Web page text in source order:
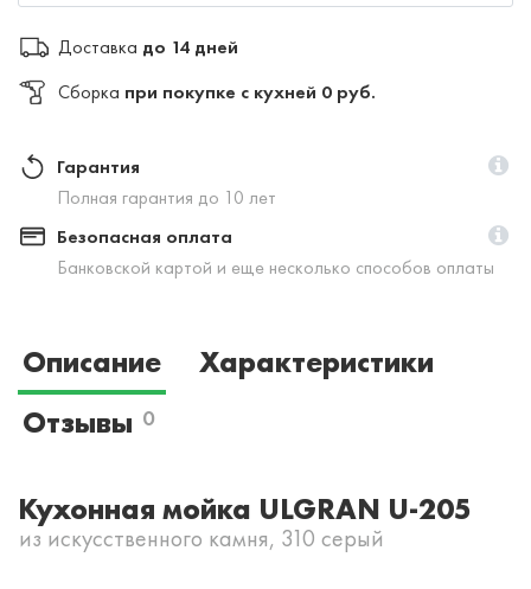
Доставка до 14 дней
Сборка при покупке с кухней 0 руб.
Гарантия
Полная гарантия до 10 лет
Безопасная оплата
Банковской картой и еще несколько способов оплаты
Описание
Характеристики
Отзывы 0
Кухонная мойка ULGRAN U-205
из искусственного камня, 310 серый